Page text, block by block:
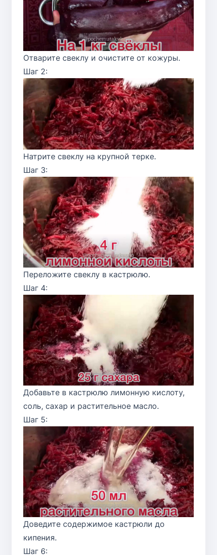
Отварите свеклу и очистите от кожуры.
Шаг 2:
Натрите свеклу на крупной терке.
Шаг 3:
Переложите свеклу в кастрюлю.
Шаг 4:
Добавьте в кастрюлю лимонную кислоту,
соль, сахар и растительное масло.
Шаг 5:
Доведите содержимое кастрюли до
кипения.
Шаг 6: